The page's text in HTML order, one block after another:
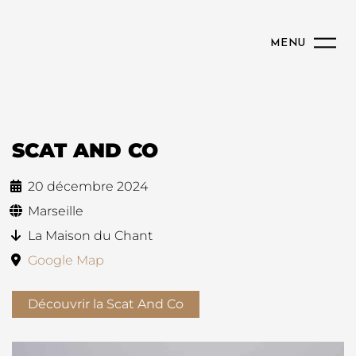
MENU
SCAT AND CO
20 décembre 2024
Marseille
La Maison du Chant
Google Map
Découvrir la Scat And Co